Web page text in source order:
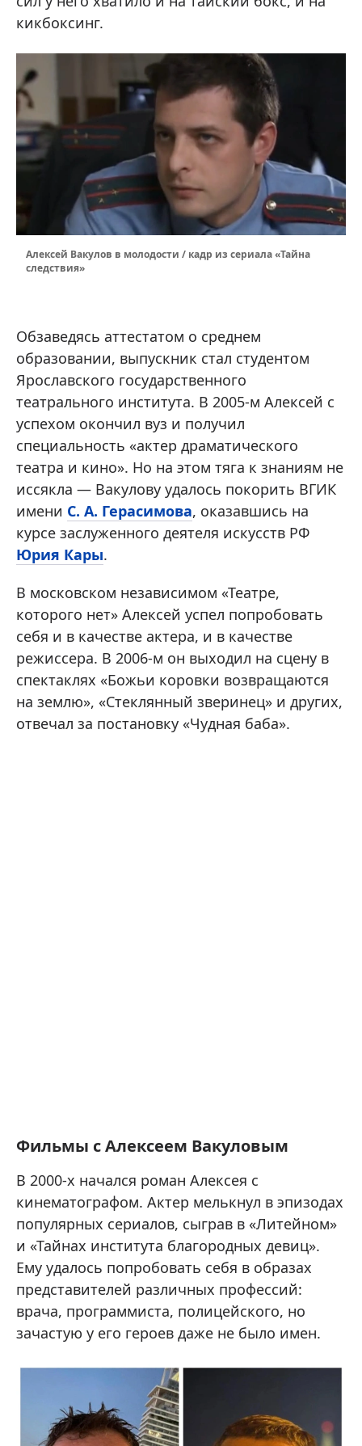
кикбоксинг.
Алексей Вакулов в молодости / кадр из сериала «Тайна
следствия»
Обзаведясь аттестатом о среднем
образовании, выпускник стал студентом
Ярославского государственного
театрального института. В 2005-м Алексей с
успехом окончил вуз и получил
специальность «актер драматического
театра и кино». Но на этом тяга к знаниям не
иссякла — Вакулову удалось покорить ВГИК
имени С. А. Герасимова, оказавшись на
курсе заслуженного деятеля искусств РФ
Юрия Кары.
В московском независимом «Театре,
которого нет» Алексей успел попробовать
себя и в качестве актера, и в качестве
режиссера. В 2006-м он выходил на сцену в
спектаклях «Божьи коровки возвращаются
на землю», «Стеклянный зверинец» и других,
отвечал за постановку «Чудная баба».
Фильмы с Алексеем Вакуловым
В 2000-х начался роман Алексея с
кинематографом. Актер мелькнул в эпизодах
популярных сериалов, сыграв в «Литейном»
и «Тайнах института благородных девиц».
Ему удалось попробовать себя в образах
представителей различных профессий:
врача, программиста, полицейского, но
зачастую у его героев даже не было имен.